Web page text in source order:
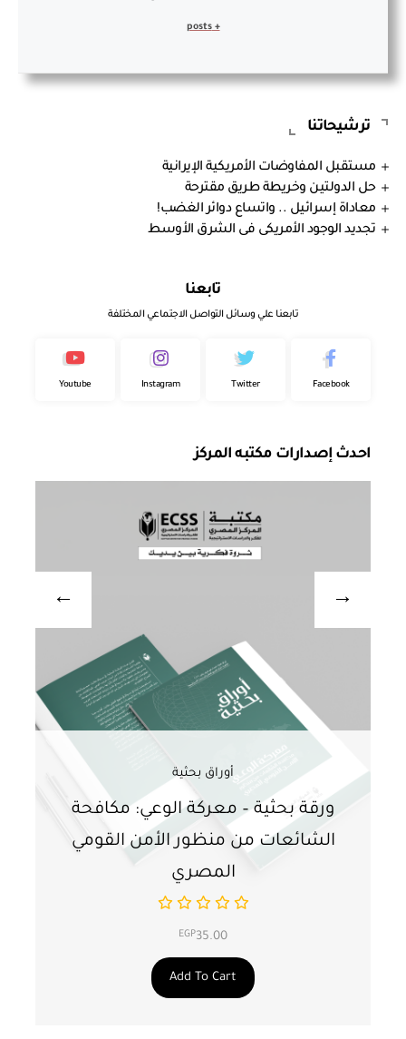
ترشيحاتنا
مستقبل المفاوضات الأمريكية الإيرانية
حل الدولتين وخريطة طريق مقترحة
معاداة إسرائيل .. واتساع دوائر الغضب!
تجديد الوجود الأمريكى فى الشرق الأوسط
تابعنا
تابعنا علي وسائل التواصل الاجتماعي المختلفة
Facebook
Twitter
Instagram
Youtube
احدث إصدارات مكتبه المركز
أوراق بحثية
ورقة بحثية – معركة الوعي: مكافحة
الشائعات من منظور الأمن القومي
المصري
EGP35.00
Add To Cart